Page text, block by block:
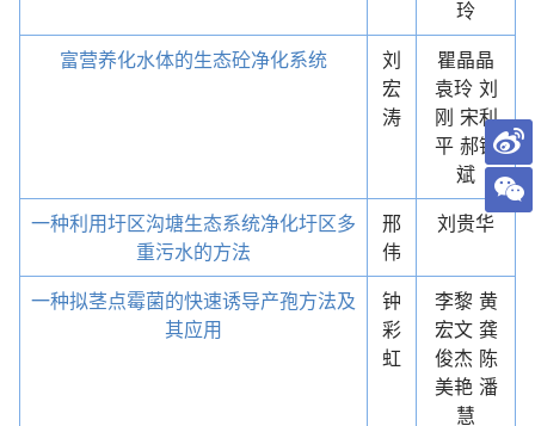
玲
富营养化水体的生态砼净化系统
刘
宏
涛
瞿晶晶
袁玲 刘
刚 宋利
平 郝钰
斌
一种利用圩区沟塘生态系统净化圩区多
重污水的方法
邢
伟
刘贵华
一种拟茎点霉菌的快速诱导产孢方法及
其应用
钟
彩
虹
李黎 黄
宏文 龚
俊杰 陈
美艳 潘
慧